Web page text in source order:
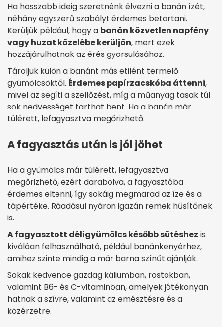
Ha hosszabb ideig szeretnénk élvezni a banán ízét,
néhány egyszerű szabályt érdemes betartani.
Kerüljük például, hogy a banán közvetlen napfény
vagy huzat közelébe kerüljön, mert ezek
hozzájárulhatnak az érés gyorsulásához.
Tároljuk külön a banánt más etilént termelő
gyümölcsöktől. Érdemes papírzacskóba áttenni,
mivel az segíti a szellőzést, míg a műanyag tasak túl
sok nedvességet tarthat bent. Ha a banán már
túlérett, lefagyasztva megőrizhető.
A fagyasztás után is jól jöhet
Ha a gyümölcs már túlérett, lefagyasztva
megőrizhető, ezért darabolva, a fagyasztóba
érdemes eltenni, így sokáig megmarad az íze és a
tápértéke. Ráadásul nyáron igazán remek hűsítőnek
is.
A fagyasztott déligyümölcs később sütéshez is
kiválóan felhasználható, például banánkenyérhez,
amihez szinte mindig a már barna színűt ajánlják.
Sokak kedvence gazdag káliumban, rostokban,
valamint B6- és C-vitaminban, amelyek jótékonyan
hatnak a szívre, valamint az emésztésre és a
közérzetre.